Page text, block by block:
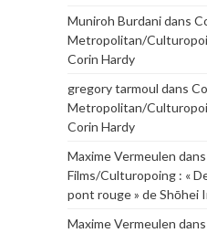
Muniroh Burdanidans
Metropolitan/
Corin Hardy
gregory tarmoul dans
Metropolitan/
Corin Hardy
Maxime Vermeulen dans
Films/Culturopoing : «
pont rouge » de Shōhei
Maxime Vermeulen dans